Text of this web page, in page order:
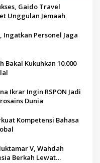
Gaido Travel
Unggulan Jemaah
Ingatkan Personel Jaga
Bakal Kukuhkan 10.000
Ikrar Ingin RSPON Jadi
Dunia
Kompetensi Bahasa
V, Wahdah
Berkah Lewat